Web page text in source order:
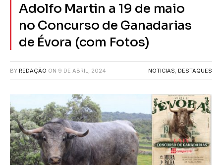
Adolfo Martin a 19 de maio
no Concurso de Ganadarias
de Évora (com Fotos)
BY REDAÇÃO ON 9 DE ABRIL, 2024 NOTICIAS, DESTAQUES